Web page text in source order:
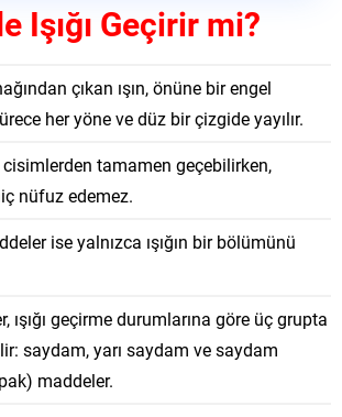
Işığı Geçirir mi?
çıkan ışın, önüne bir engel
her yöne ve düz bir çizgide yayılır.
cisimlerden tamamen geçebilirken,
nüfuz edemez.
ise yalnızca ışığın bir bölümünü
ışığı geçirme durumlarına göre üç grupta
saydam, yarı saydam ve saydam
maddeler.